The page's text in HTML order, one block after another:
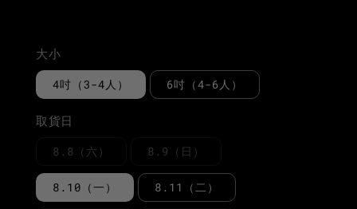
大小
4吋（3-4人） 6吋（4-6人）
取貨日
8.8（六） 8.9（日）
8.10（一） 8.11（二）